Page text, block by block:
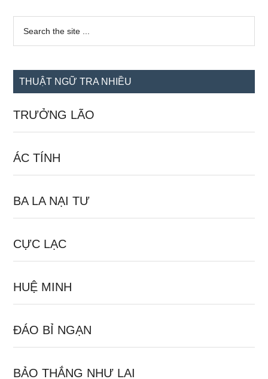
Sidebar
chính
...
THUẬT NGỮ TRA NHIỀU
TRƯỞNG LÃO
ÁC TÍNH
BA LA NẠI TƯ
CỰC LẠC
HUỆ MINH
ĐÁO BỈ NGẠN
BẢO THẮNG NHƯ LAI